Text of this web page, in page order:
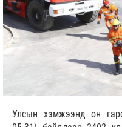
Улсын хэмжээнд он